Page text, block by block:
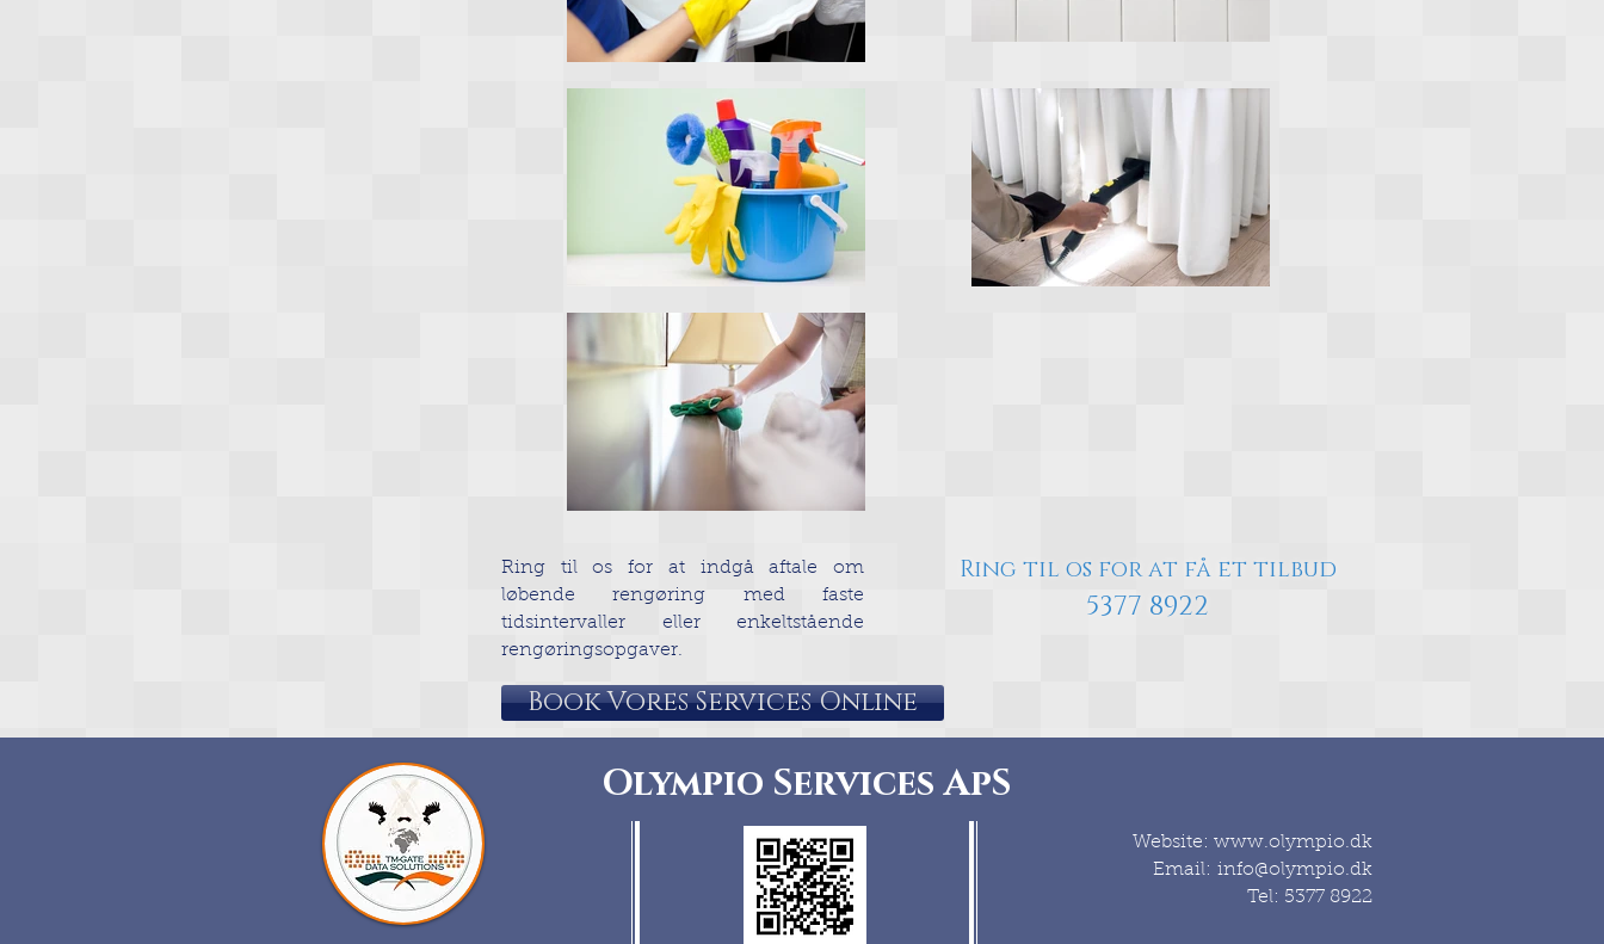
Ring til os for at indgå aftale om
løbende rengøring med faste
tidsintervaller eller enkeltstående
rengøringsopgaver.
Ring til os for at få et tilbud
5377 8922
Book Vores Services Online
Olympio Services ApS
Website: www.olympio.dk
Email: info@olympio.dk
Tel: 5377 8922